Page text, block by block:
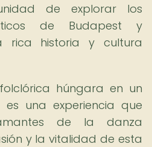
de explorar los
de Budapest y
rica historia y cultura
húngara en un
una experiencia que
de la danza
y la vitalidad de esta